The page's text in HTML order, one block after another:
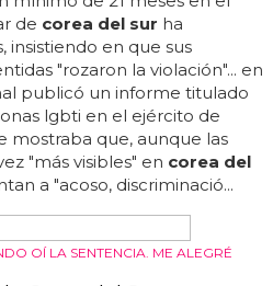
corea del sur se han
la celebración
declarado que el lugar
concierto de jóvenes
religiosos evangélicos de
influencia en la política
fuerza la retórica anti-lgbtq...
acceso al espacio público
de
corea del sur
durante años"...